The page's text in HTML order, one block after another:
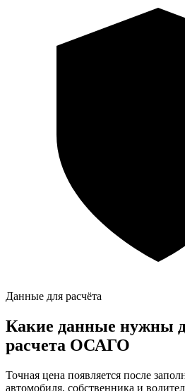
Данные для расчёта
Какие данные нужны
расчета ОСАГО
Точная цена появляется после
автомобиля, собственника и